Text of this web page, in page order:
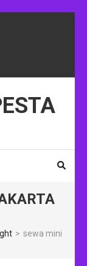
> sewa mini